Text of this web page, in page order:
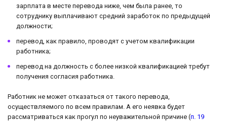
зарплата в месте перевода ниже, чем была ранее, то
сотруднику выплачивают средний заработок по предыдущей
должности;
перевод, как правило, проводят с учетом квалификации
работника;
перевод на должность с более низкой квалификацией требут
получения согласия работника.
Работник не может отказаться от такого перевода,
осуществляемого по всем правилам. А его неявка будет
рассматриваться как прогул по неуважительной причине (п. 19